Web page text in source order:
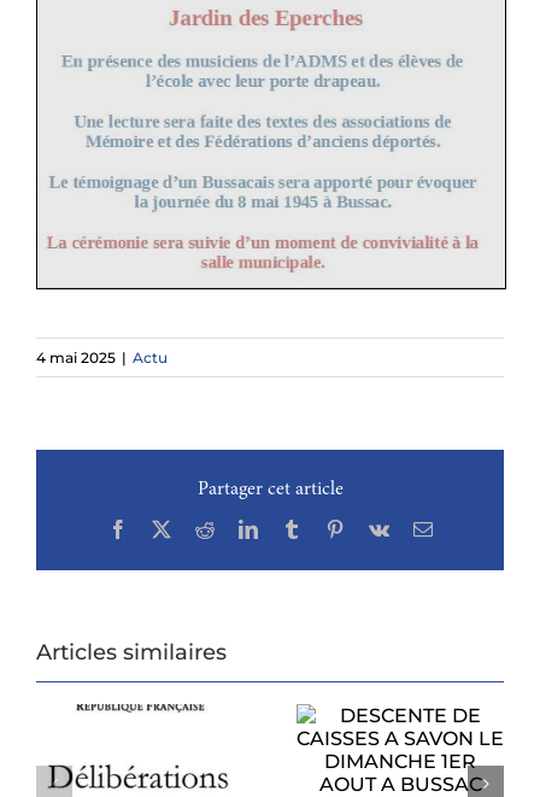
4 mai 2025 | Actu
Partager cet article
Facebook
X RedditLinkedInTumblrPinterest
Vk Email
Articles similaires
DESCENTE DE
LE DIMANCHE
PROCHAIN